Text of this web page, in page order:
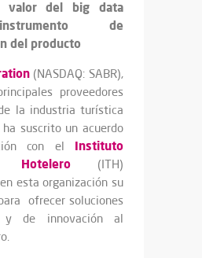
valor del big data
de
del producto
(NASDAQ: SABR),
proveedores
la industria turística
suscrito un acuerdo
con el Instituto
Hotelero (ITH)
esta organización su
ofrecer soluciones
y de innovación al